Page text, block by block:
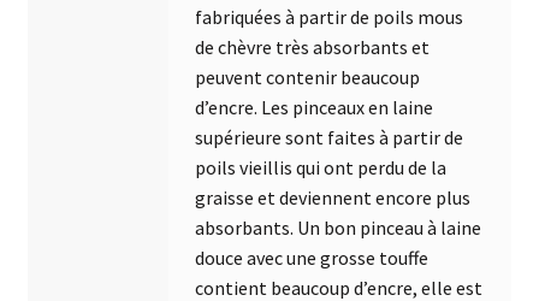
fabriquées à partir de poils mous
de chèvre très absorbants et
peuvent contenir beaucoup
d’encre. Les pinceaux en laine
supérieure sont faites à partir de
poils vieillis qui ont perdu de la
graisse et deviennent encore plus
absorbants. Un bon pinceau à laine
douce avec une grosse touffe
contient beaucoup d’encre, elle est